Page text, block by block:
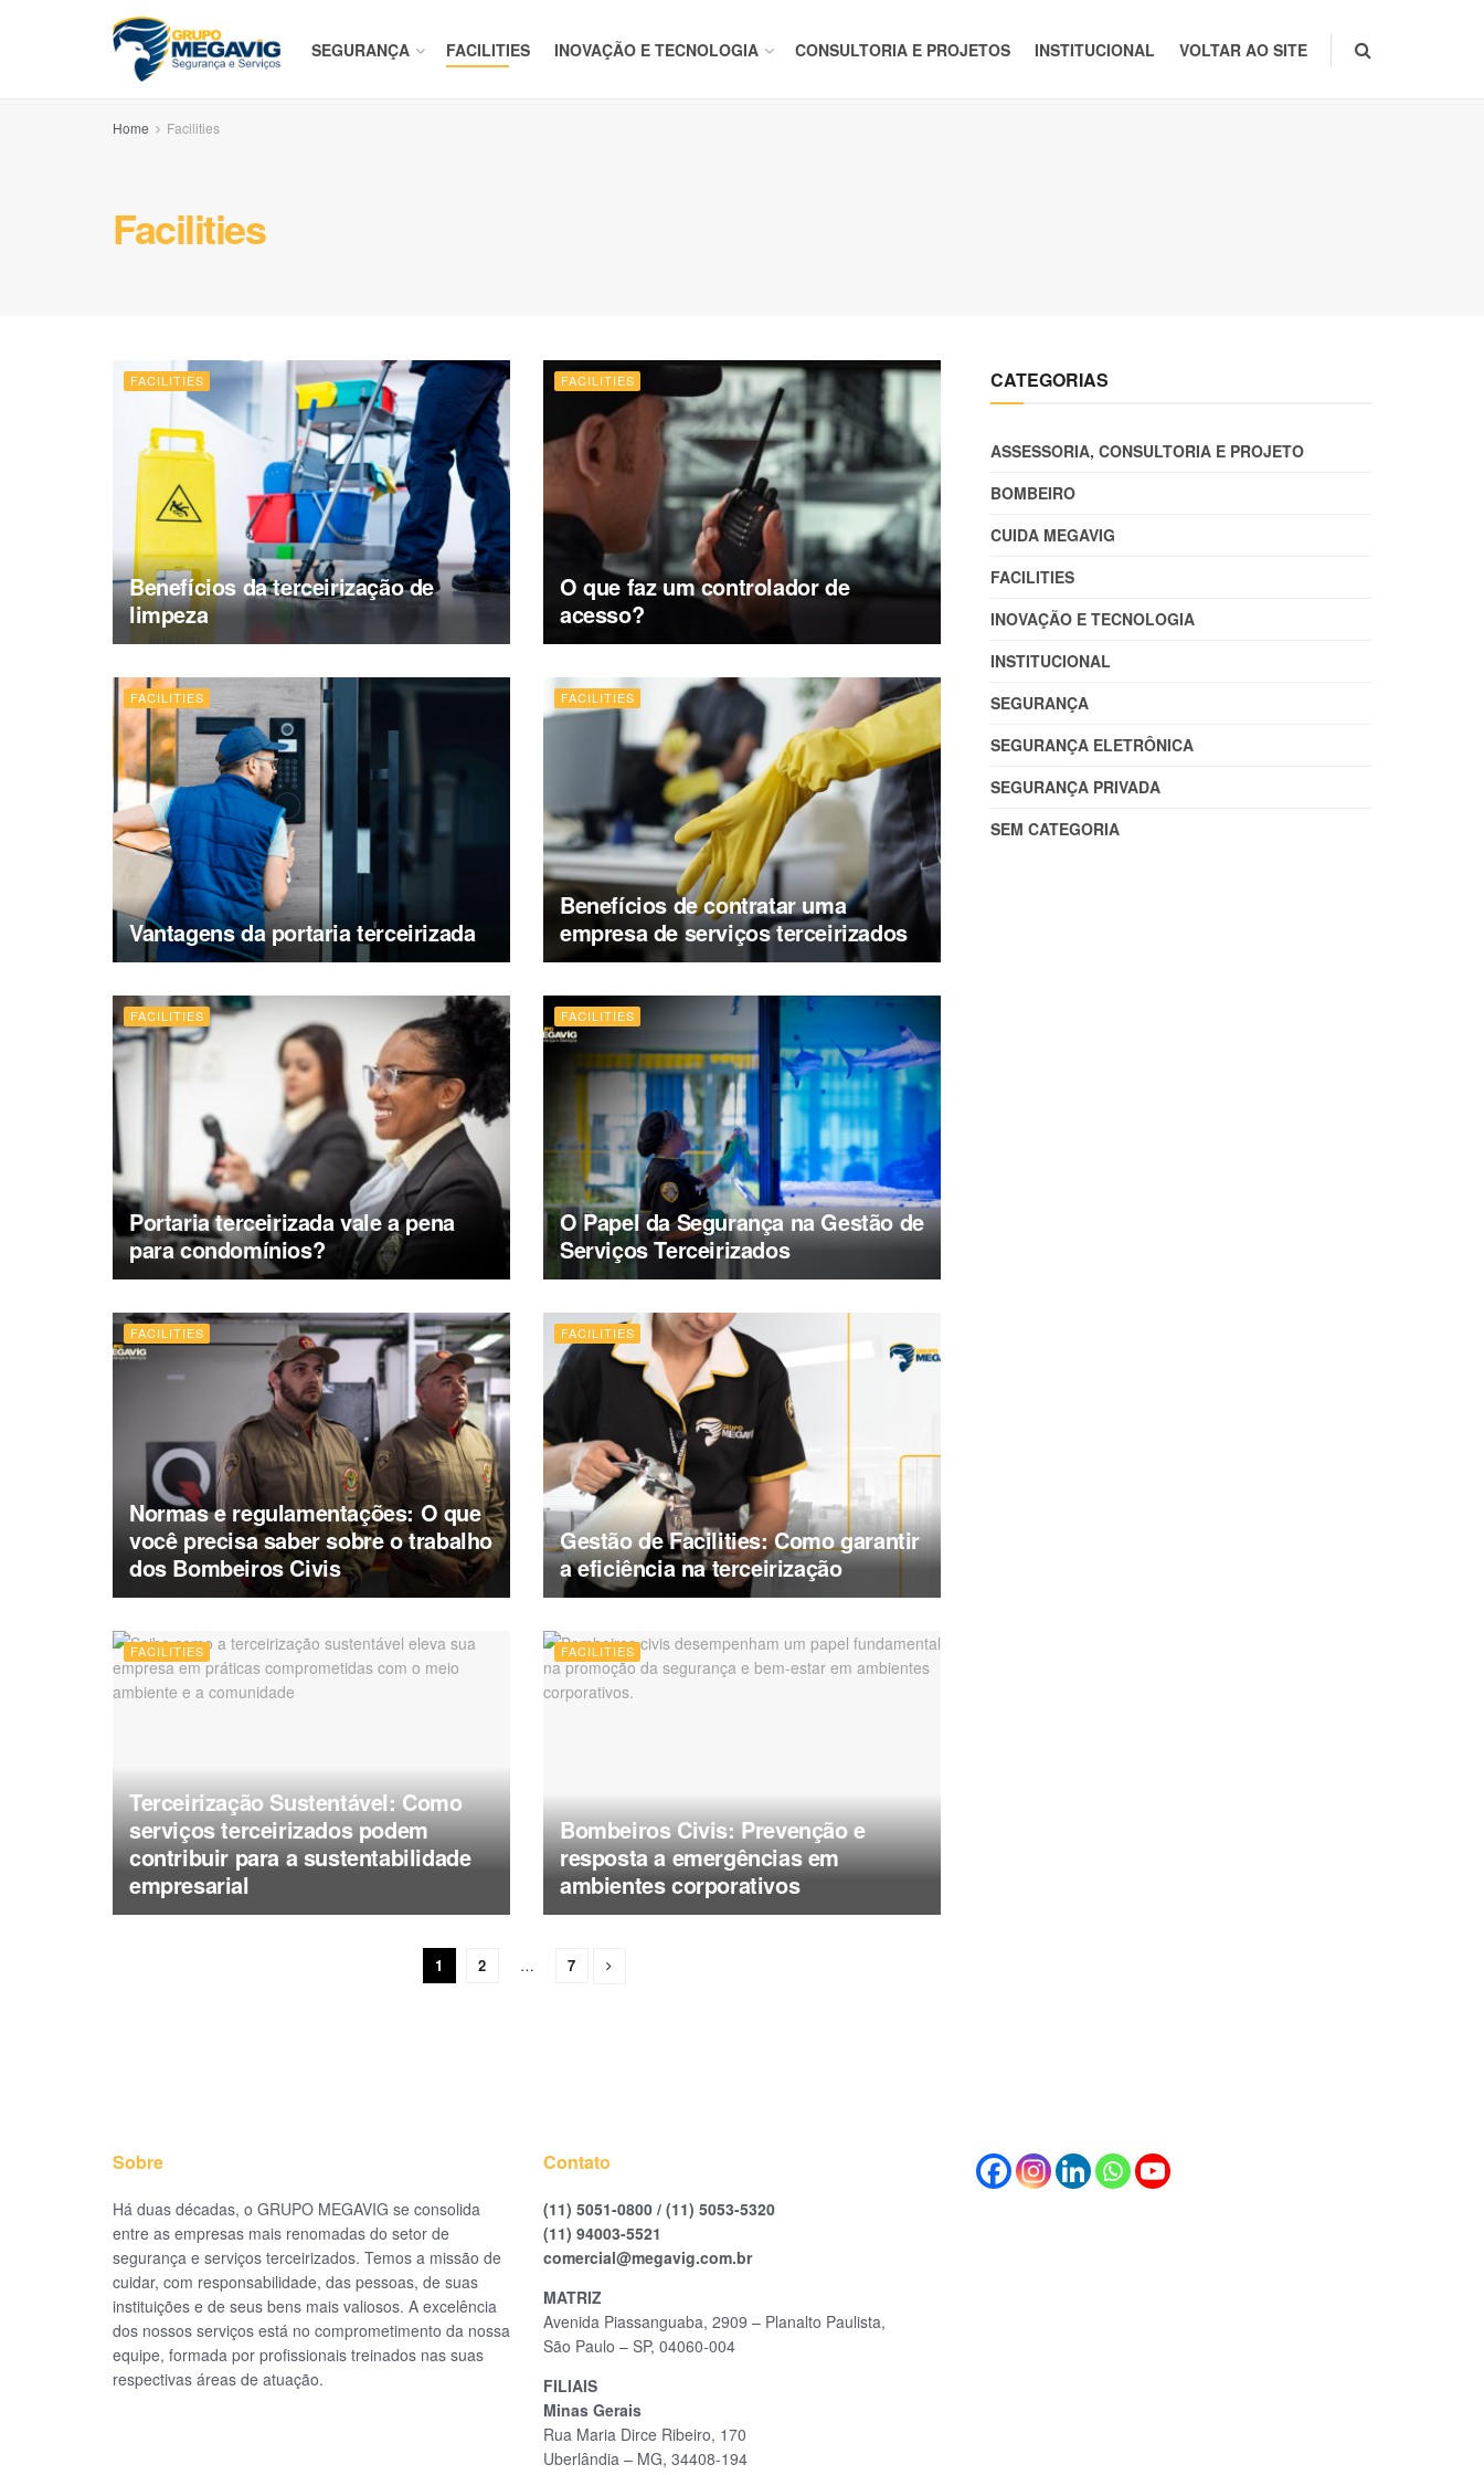
SEGURANÇA FACILITIES INOVAÇÃO E TECNOLOGIA CONSULTORIA E PROJETOS INSTITUCIONAL VOLTAR AO SITE
Home Facilities
Facilities
FACILITIES
Benefícios da terceirização de
limpeza
FACILITIES
O que faz um controlador de
acesso?
FACILITIES
Vantagens da portaria terceirizada
FACILITIES
Benefícios de contratar uma
empresa de serviços terceirizados
FACILITIES
Portaria terceirizada vale a pena
para condomínios?
FACILITIES
O Papel da Segurança na Gestão de
Serviços Terceirizados
FACILITIES
Normas e regulamentações: O que
você precisa saber sobre o trabalho
dos Bombeiros Civis
FACILITIES
Gestão de Facilities: Como garantir
a eficiência na terceirização
FACILITIES
Terceirização Sustentável: Como
serviços terceirizados podem
contribuir para a sustentabilidade
empresarial
FACILITIES
Bombeiros Civis: Prevenção e
resposta a emergências em
ambientes corporativos
1 2 … 7
CATEGORIAS
ASSESSORIA, CONSULTORIA E PROJETO
BOMBEIRO
CUIDA MEGAVIG
FACILITIES
INOVAÇÃO E TECNOLOGIA
INSTITUCIONAL
SEGURANÇA
SEGURANÇA ELETRÔNICA
SEGURANÇA PRIVADA
SEM CATEGORIA
Sobre
Há duas décadas, o GRUPO MEGAVIG se consolida
entre as empresas mais renomadas do setor de
segurança e serviços terceirizados. Temos a missão de
cuidar, com responsabilidade, das pessoas, de suas
instituições e de seus bens mais valiosos. A excelência
dos nossos serviços está no comprometimento da nossa
equipe, formada por profissionais treinados nas suas
respectivas áreas de atuação.
Contato
(11) 5051-0800 / (11) 5053-5320
(11) 94003-5521
comercial@megavig.com.br
MATRIZ
Avenida Piassanguaba, 2909 – Planalto Paulista,
São Paulo – SP, 04060-004
FILIAIS
Minas Gerais
Rua Maria Dirce Ribeiro, 170
Uberlândia – MG, 34408-194